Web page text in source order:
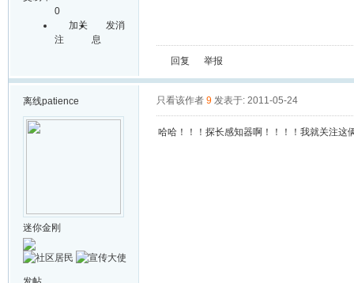
0
加关
注
发消
息
回复 举报
离线patience
迷你金刚
只看该作者 9 发表于: 2011-05-24
哈哈！！！探长感知器啊！！！！我就关注这